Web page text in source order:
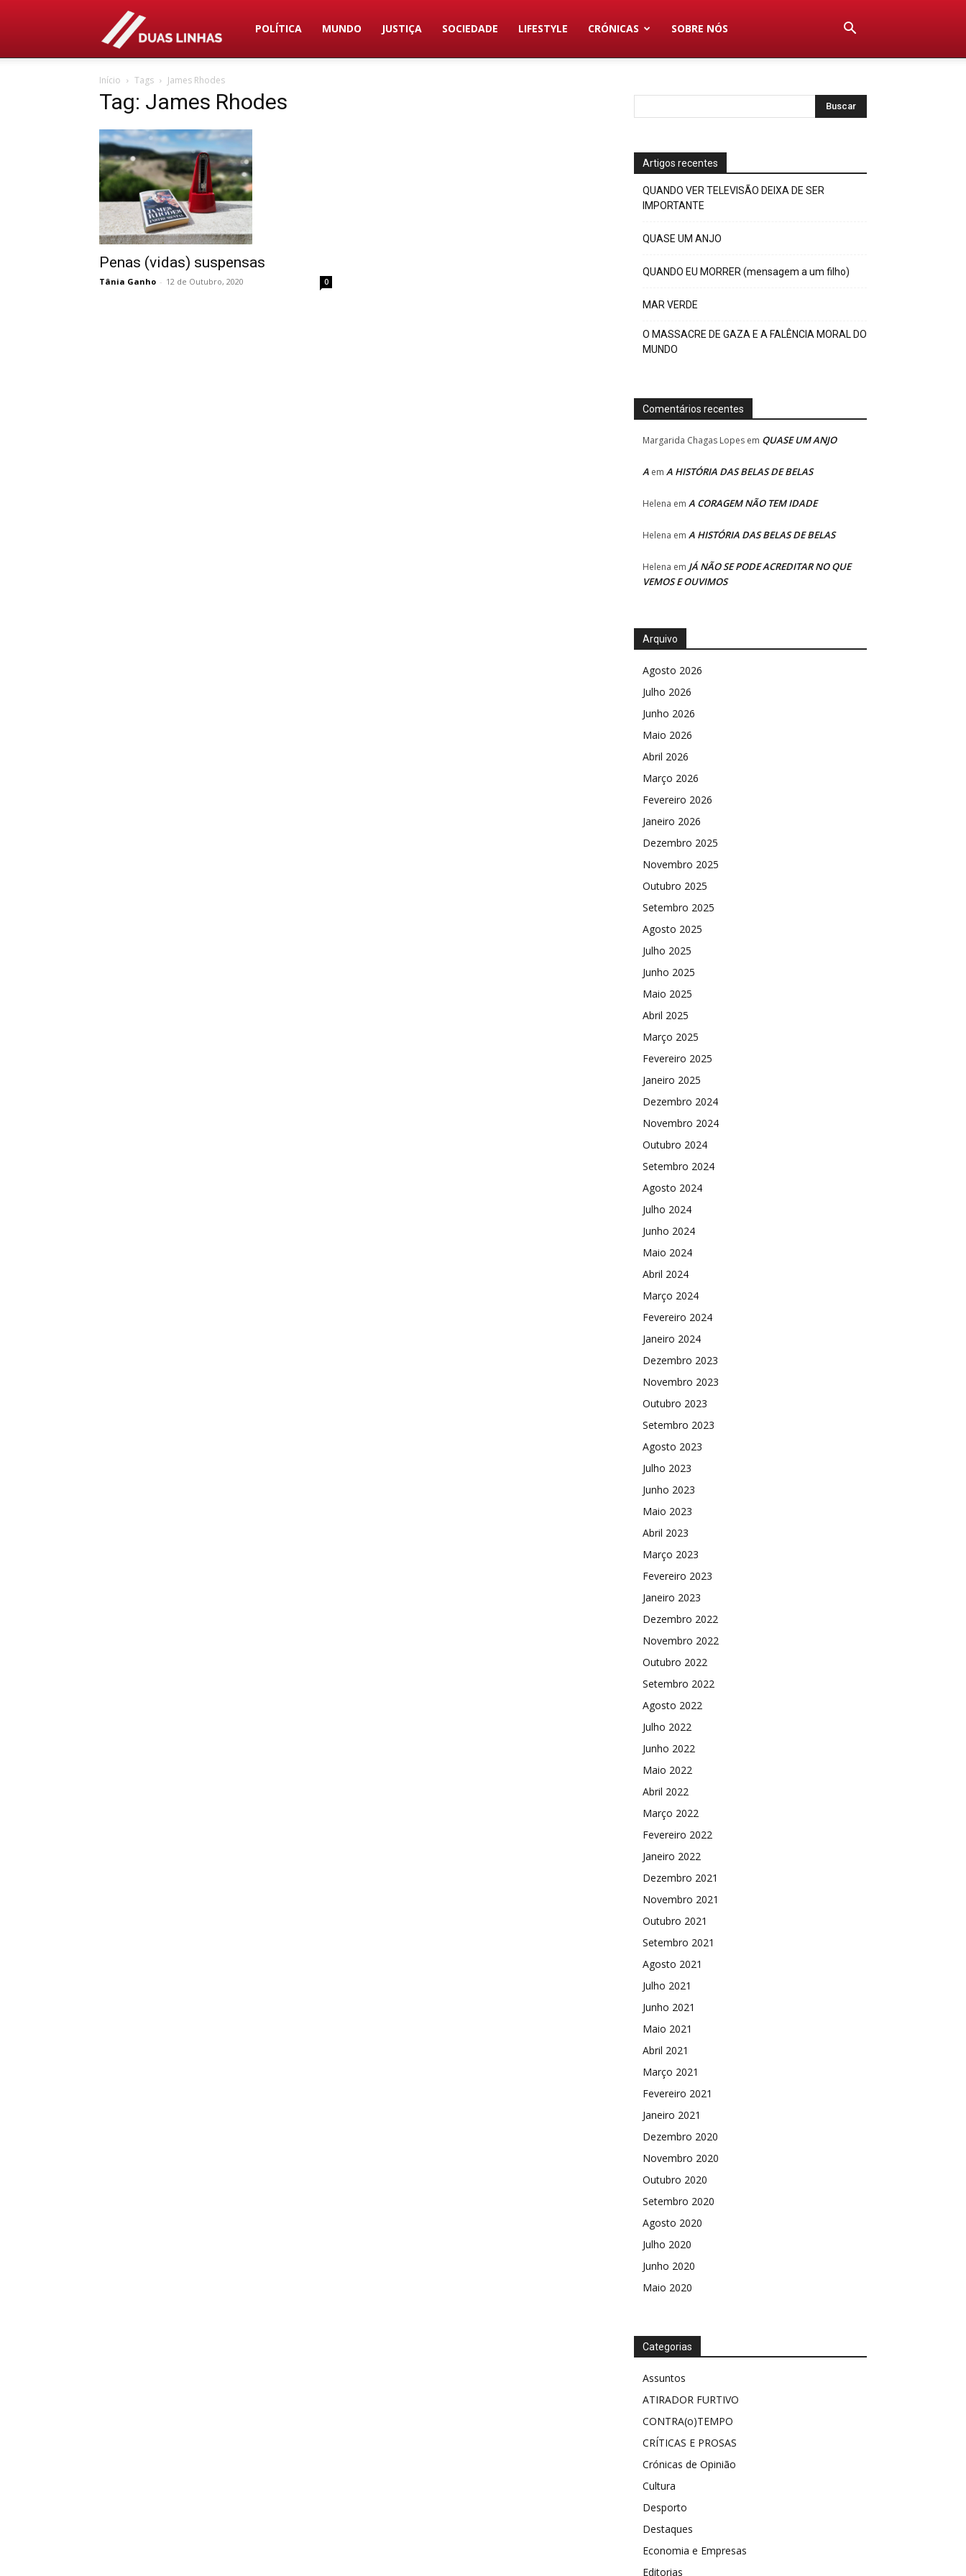
Duas
POLÍTICA MUNDO JUSTIÇA SOCIEDADE LIFESTYLE CRÓNICAS SOBRE NÓS
Início Tags James Rhodes
Tag: James Rhodes
Penas (vidas) suspensas
Tânia Ganho - 12 de Outubro, 2020 0
Artigos recentes
QUANDO VER TELEVISÃO DEIXA DE SER
IMPORTANTE
QUASE UM ANJO
QUANDO EU MORRER (mensagem a um filho)
MAR VERDE
O MASSACRE DE GAZA E A FALÊNCIA MORAL DO
MUNDO
Comentários recentes
Margarida Chagas Lopes em QUASE UM ANJO
A em A HISTÓRIA DAS BELAS DE BELAS
Helena em A CORAGEM NÃO TEM IDADE
Helena em A HISTÓRIA DAS BELAS DE BELAS
Helena em JÁ NÃO SE PODE ACREDITAR NO QUE
VEMOS E OUVIMOS
Arquivo
Agosto 2026
Julho 2026
Junho 2026
Maio 2026
Abril 2026
Março 2026
Fevereiro 2026
Janeiro 2026
Dezembro 2025
Novembro 2025
Outubro 2025
Setembro 2025
Agosto 2025
Julho 2025
Junho 2025
Maio 2025
Abril 2025
Março 2025
Fevereiro 2025
Janeiro 2025
Dezembro 2024
Novembro 2024
Outubro 2024
Setembro 2024
Agosto 2024
Julho 2024
Junho 2024
Maio 2024
Abril 2024
Março 2024
Fevereiro 2024
Janeiro 2024
Dezembro 2023
Novembro 2023
Outubro 2023
Setembro 2023
Agosto 2023
Julho 2023
Junho 2023
Maio 2023
Abril 2023
Março 2023
Fevereiro 2023
Janeiro 2023
Dezembro 2022
Novembro 2022
Outubro 2022
Setembro 2022
Agosto 2022
Julho 2022
Junho 2022
Maio 2022
Abril 2022
Março 2022
Fevereiro 2022
Janeiro 2022
Dezembro 2021
Novembro 2021
Outubro 2021
Setembro 2021
Agosto 2021
Julho 2021
Junho 2021
Maio 2021
Abril 2021
Março 2021
Fevereiro 2021
Janeiro 2021
Dezembro 2020
Novembro 2020
Outubro 2020
Setembro 2020
Agosto 2020
Julho 2020
Junho 2020
Maio 2020
Categorias
Assuntos
ATIRADOR FURTIVO
CONTRA(o)TEMPO
CRÍTICAS E PROSAS
Crónicas de Opinião
Cultura
Desporto
Destaques
Economia e Empresas
Editorias